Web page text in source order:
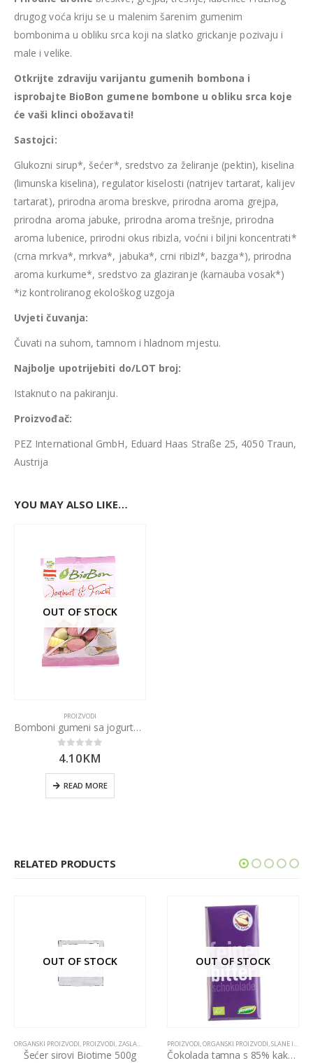
drugog voća kriju se u malenim šarenim gumenim
bombonima u obliku srca koji na slatko grickanje pozivaju i
male i velike.
Otkrijte zdraviju varijantu gumenih bombona i
isprobajte BioBon gumene bombone u obliku srca koje
će vaši klinci obožavati!
Sastojci:
Glukozni sirup*, šećer*, sredstvo za želiranje (pektin), kiselina
(limunska kiselina), regulator kiselosti (natrijev tartarat, kalijev
tartarat), prirodna aroma breskve, prirodna aroma grejpa,
prirodna aroma jabuke, prirodna aroma trešnje, prirodna
aroma lubenice, prirodni okus ribizla, voćni i biljni koncentrati*
(crna mrkva*, mrkva*, jabuka*, crni ribizl*, bazga*), prirodna
aroma kurkume*, sredstvo za glaziranje (karnauba vosak*)
*iz kontroliranog ekološkog uzgoja
Uvjeti čuvanja:
Čuvati na suhom, tamnom i hladnom mjestu.
Najbolje upotrijebiti do/LOT broj:
Istaknuto na pakiranju.
Proizvođač:
PEZ International GmbH, Eduard Haas Straße 25, 4050 Traun,
Austrija
YOU MAY ALSO LIKE…
OUT OF STOCK
PROIZVODI
Bomboni gumeni sa jogurtom gf 100g
out of 5
4.10KM
READ MORE
RELATED PRODUCTS
OUT OF STOCK
ORGANSKI PROIZVODI, PROIZVODI, ZASLAĐIVAČI
Šećer sirovi Biotime 500g
OUT OF STOCK
PROIZVODI,ORGANSKI PROIZVODI,SLANE I SLATKE GRICKALICE
Čokolada tamna s 85% kakaa – Organska 100g Dennree